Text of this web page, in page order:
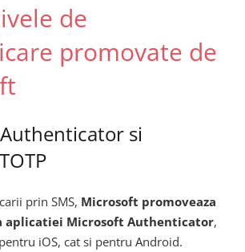
de
promovate de
si
prin SMS, Microsoft promoveaza
aplicatiei Microsoft Authenticator,
iOS, cat si pentru Android.